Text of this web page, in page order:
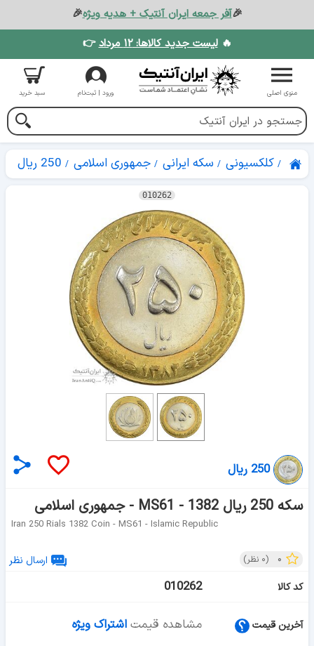
🎉آفر جمعه ایران آنتیک + هدیه ویژه🎉
🔥لیست جدید کالاها: ۱۲ مرداد 👉
منوی اصلی ورود | ثبت‌نام سبد خرید
کلکسیونی سکه ایرانی جمهوری اسلامی 250 ریال
010262
250 ریال
سکه 250 ریال 1382 - MS61 - جمهوری اسلامی
Iran 250 Rials 1382 Coin - MS61 - Islamic Republic
۰ (۰ نظر)
ارسال نظر
کد کالا
010262
آخرین قیمت مشاهده قیمت اشتراک ویژه